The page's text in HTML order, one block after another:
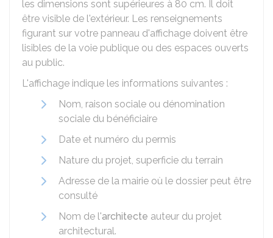
les dimensions sont supérieures à 80 cm. Il doit
être visible de l'extérieur. Les renseignements
figurant sur votre panneau d'affichage doivent être
lisibles de la voie publique ou des espaces ouverts
au public.
L'affichage indique les informations suivantes :
Nom, raison sociale ou dénomination
sociale du bénéficiaire
Date et numéro du permis
Nature du projet, superficie du terrain
Adresse de la mairie où le dossier peut être
consulté
Nom de l'architecte auteur du projet
architectural.